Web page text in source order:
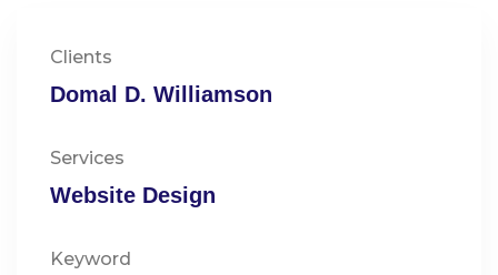
Clients
Domal D. Williamson
Services
Website Design
Keyword